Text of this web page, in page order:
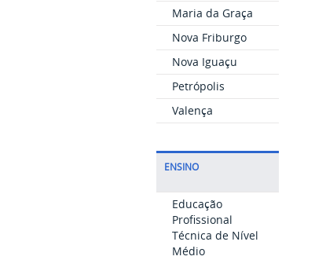
Maria da Graça
Nova Friburgo
Nova Iguaçu
Petrópolis
Valença
ENSINO
Educação
Profissional
Técnica de Nível
Médio